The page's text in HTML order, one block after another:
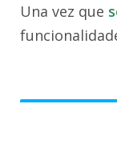
Una vez que